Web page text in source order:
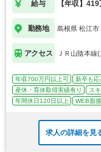
給与 【年収】
勤務地 島根県 松江市
アクセス ＪＲ山陰本
年収700万円以上可 新卒も応
産休・育休取得実績有り
ス
年間休日120日以上
WEB面
求人の詳細を見